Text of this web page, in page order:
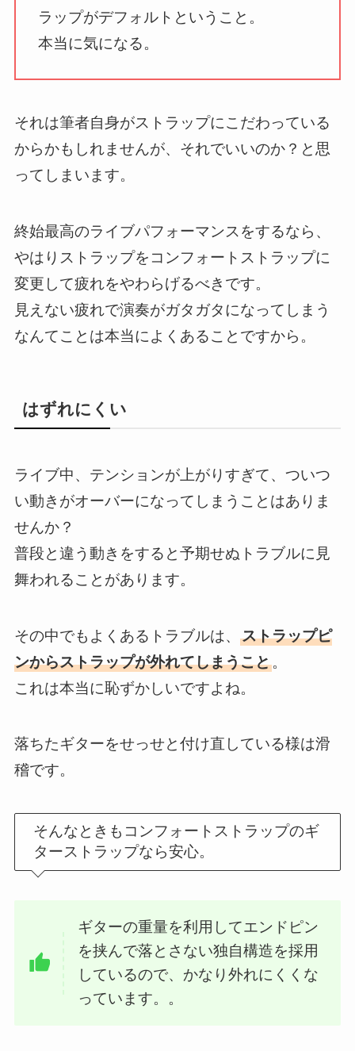
ラップがデフォルトということ。
本当に気になる。
それは筆者自身がストラップにこだわっている
からかもしれませんが、それでいいのか？と思
ってしまいます。
終始最高のライブパフォーマンスをするなら、
やはりストラップをコンフォートストラップに
変更して疲れをやわらげるべきです。
見えない疲れで演奏がガタガタになってしまう
なんてことは本当によくあることですから。
はずれにくい
ライブ中、テンションが上がりすぎて、ついつ
い動きがオーバーになってしまうことはありま
せんか？
普段と違う動きをすると予期せぬトラブルに見
舞われることがあります。
その中でもよくあるトラブルは、 ストラップピ
ンからストラップが外れてしまうこと。
これは本当に恥ずかしいですよね。
落ちたギターをせっせと付け直している様は滑
稽です。
そんなときもコンフォートストラップのギ
ターストラップなら安心。
ギターの重量を利用してエンドピン
を挟んで落とさない独自構造を採用
しているので、かなり外れにくくな
っています。。